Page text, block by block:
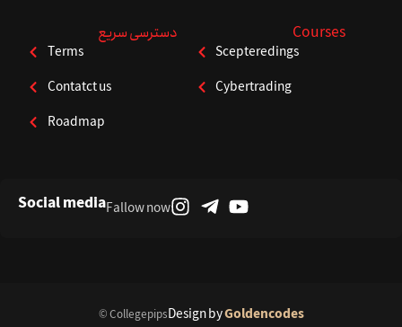
دسترسی سریع
Terms
Contatct us
Roadmap
Courses
Scepteredings
Cybertrading
Social mediaFallow now
© CollegepipsDesign byGoldencodes